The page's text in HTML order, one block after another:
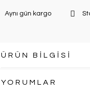
Aynı gün kargo
ÜRÜN BİLGİSİ
YORUMLAR